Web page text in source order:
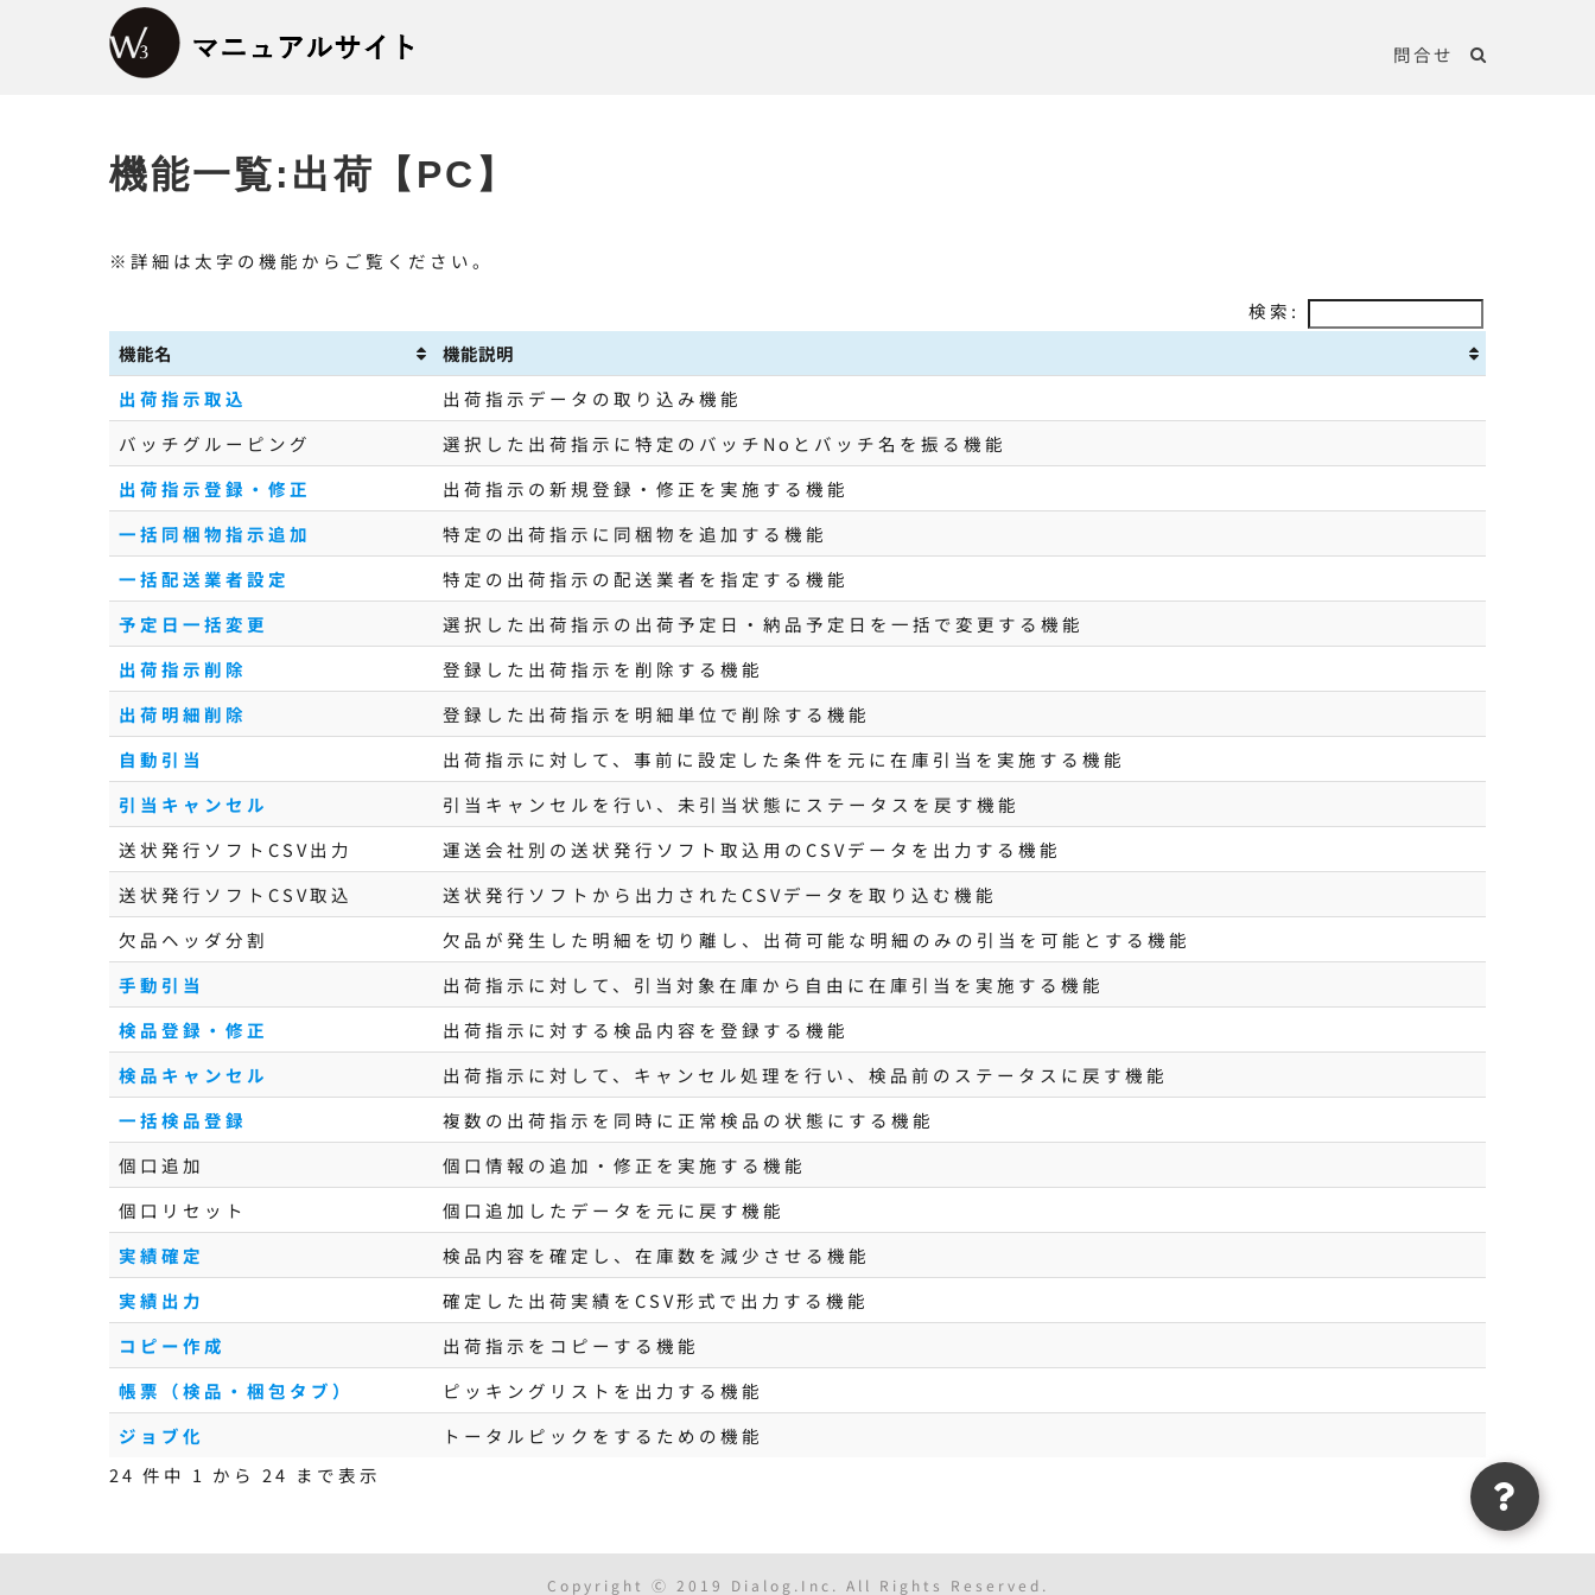
問合せ
機能一覧:出荷【PC】
※詳細は太字の機能からご覧ください。
検索:
機能名
機能説明
出荷指示取込
出荷指示データの取り込み機能
バッチグルーピング
選択した出荷指示に特定のバッチNoとバッチ名を振る機能
出荷指示登録・修正
出荷指示の新規登録・修正を実施する機能
一括同梱物指示追加
特定の出荷指示に同梱物を追加する機能
一括配送業者設定
特定の出荷指示の配送業者を指定する機能
予定日一括変更
選択した出荷指示の出荷予定日・納品予定日を一括で変更する機能
出荷指示削除
登録した出荷指示を削除する機能
出荷明細削除
登録した出荷指示を明細単位で削除する機能
自動引当
出荷指示に対して、事前に設定した条件を元に在庫引当を実施する機能
引当キャンセル
引当キャンセルを行い、未引当状態にステータスを戻す機能
送状発行ソフトCSV出力
運送会社別の送状発行ソフト取込用のCSVデータを出力する機能
送状発行ソフトCSV取込
送状発行ソフトから出力されたCSVデータを取り込む機能
欠品ヘッダ分割
欠品が発生した明細を切り離し、出荷可能な明細のみの引当を可能とする機能
手動引当
出荷指示に対して、引当対象在庫から自由に在庫引当を実施する機能
検品登録・修正
出荷指示に対する検品内容を登録する機能
検品キャンセル
出荷指示に対して、キャンセル処理を行い、検品前のステータスに戻す機能
一括検品登録
複数の出荷指示を同時に正常検品の状態にする機能
個口追加
個口情報の追加・修正を実施する機能
個口リセット
個口追加したデータを元に戻す機能
実績確定
検品内容を確定し、在庫数を減少させる機能
実績出力
確定した出荷実績をCSV形式で出力する機能
コピー作成
出荷指示をコピーする機能
帳票（検品・梱包タブ）
ピッキングリストを出力する機能
ジョブ化
トータルピックをするための機能
24 件中 1 から 24 まで表示
Copyright Ⓒ 2019 Dialog.Inc. All Rights Reserved.